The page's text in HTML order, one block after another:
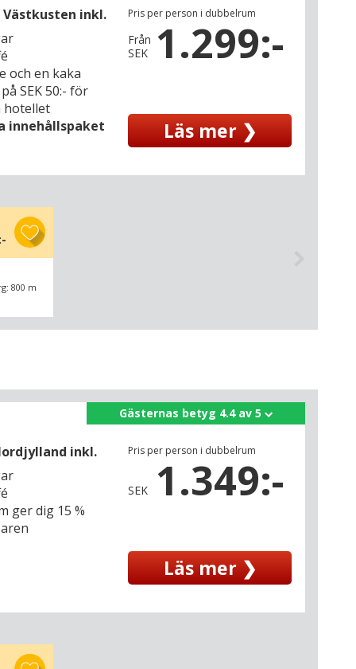
inkl.
och en kaka
SEK 50:- för
hotellet
innehållspaket
Pris per person i dubbelrum
Från
SEK
1.299:-
Läs mer ❯
800 m
inkl.
ger dig 15 %
Pris per person i dubbelrum
SEK 1.349:-
Läs mer ❯
Gästernas betyg 4.4 av 5